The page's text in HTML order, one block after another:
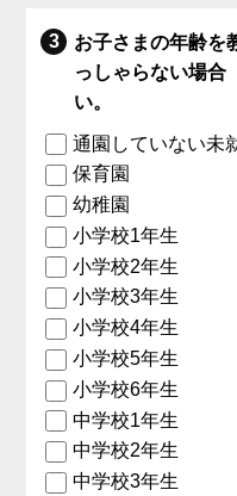
お子さまの年齢を
っしゃらない場合
い。
通園していない未
保育園
幼稚園
小学校1年生
小学校2年生
小学校3年生
小学校4年生
小学校5年生
小学校6年生
中学校1年生
中学校2年生
中学校3年生